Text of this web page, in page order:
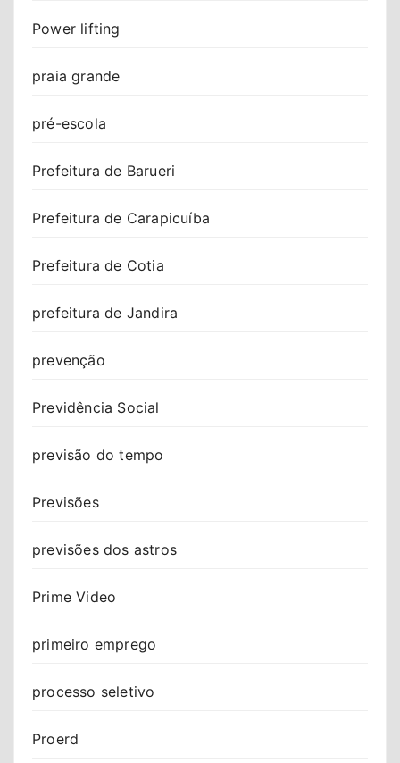
Power lifting
praia grande
pré-escola
Prefeitura de Barueri
Prefeitura de Carapicuíba
Prefeitura de Cotia
prefeitura de Jandira
prevenção
Previdência Social
previsão do tempo
Previsões
previsões dos astros
Prime Video
primeiro emprego
processo seletivo
Proerd